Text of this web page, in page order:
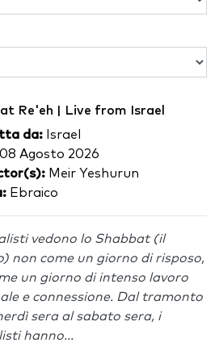
Re'eh | Live from Israel
da: Israel
08 Agosto 2026
Meir Yeshurun
Ebraico
vedono lo Shabbat (il
non come un giorno di risposo,
un giorno di intenso lavoro
e connessione. Dal tramonto
sera al sabato sera, i
hanno...